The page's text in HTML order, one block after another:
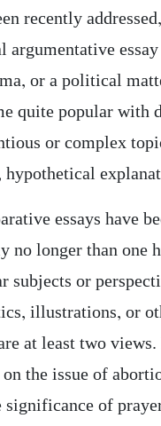
recently
argumentative
or a political
quite popular with
or complex
hypothetical
essays have
no longer than one
subjects or
illustrations, or
at least two
the issue of
significance of